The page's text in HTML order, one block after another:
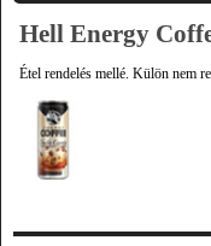
Hell Energy
Étel rendelés mellé. Külön nem